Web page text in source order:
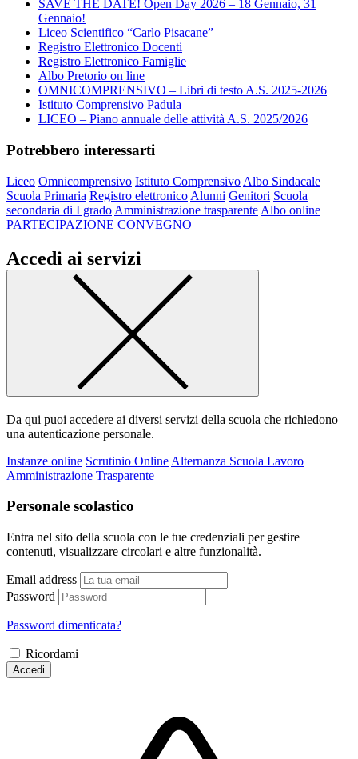
SAVE THE DATE! Open Day 2026 – 18 Gennaio, 31
Gennaio!
Liceo Scientifico “Carlo Pisacane”
Registro Elettronico Docenti
Registro Elettronico Famiglie
Albo Pretorio on line
OMNICOMPRENSIVO – Libri di testo A.S. 2025-2026
Istituto Comprensivo Padula
LICEO – Piano annuale delle attività A.S. 2025/2026
Potrebbero interessarti
Liceo Omnicomprensivo Istituto Comprensivo Albo Sindacale
Scuola Primaria Registro elettronico Alunni Genitori Scuola
secondaria di I grado Amministrazione trasparente Albo online
PARTECIPAZIONE CONVEGNO
Accedi ai servizi
Da qui puoi accedere ai diversi servizi della scuola che richiedono
una autenticazione personale.
Instanze online Scrutinio Online Alternanza Scuola Lavoro
Amministrazione Trasparente
Personale scolastico
Entra nel sito della scuola con le tue credenziali per gestire
contenuti, visualizzare circolari e altre funzionalità.
Email address
Password
Password dimenticata?
Ricordami
Accedi